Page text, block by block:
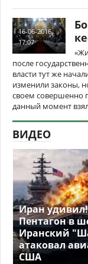
16-06-2016,
17:07
после
власти тут же
изменили законы,
своем совершенно
данный момент
ВИДЕО
Иран удивил!
Пентагон в
Иранский
атаковал
США